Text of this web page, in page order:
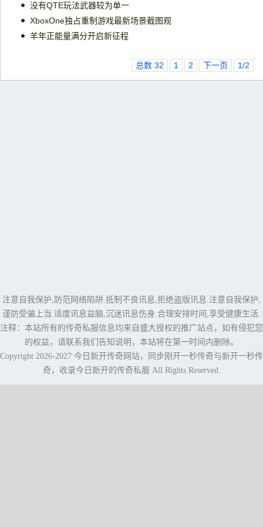
没有QTE玩法武器较为单一
XboxOne独占重制游戏最新场景截图观
羊年正能量满分开启新征程
总数 32 1 2 下一页 1/2
注意自我保护,防范网络陷阱.抵制不良讯息,拒绝盗版讯息.注意自我保护,
谨防受骗上当.适度讯息益脑,沉迷讯息伤身.合理安排时间,享受健康生活.
注释：本站所有的传奇私服信息均来自盛大授权的推广站点，如有侵犯您
的权益，请联系我们告知说明，本站将在第一时间内删除。
Copyright 2026-2027 今日新开传奇网站，同步 刚开一秒传奇与新开一秒传
奇，收录今日新开的传奇私服 All Rights Reserved.